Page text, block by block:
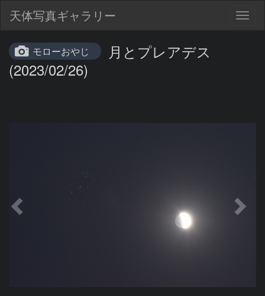
天体写真ギャラリー
モローおやじ
月とプレアデス
(2023/02/26)